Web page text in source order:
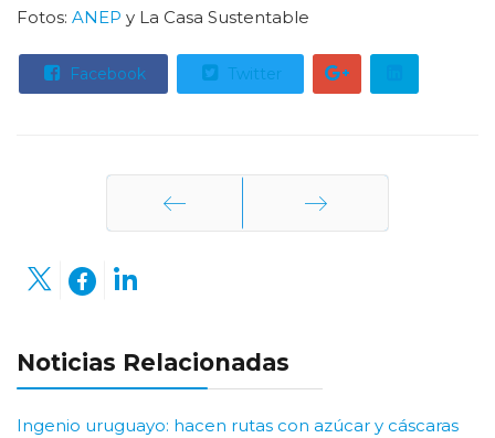
Fotos: ANEP y La Casa Sustentable
Facebook Twitter
Noticias Relacionadas
Ingenio uruguayo: hacen rutas con azúcar y cáscaras